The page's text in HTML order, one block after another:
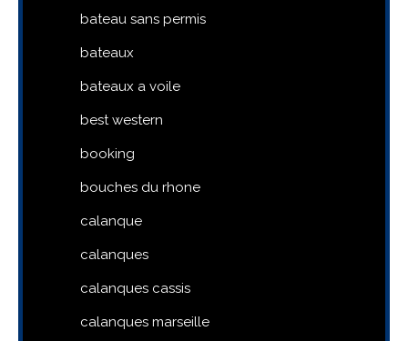
bateau sans permis
bateaux
bateaux a voile
best western
booking
bouches du rhone
calanque
calanques
calanques cassis
calanques marseille